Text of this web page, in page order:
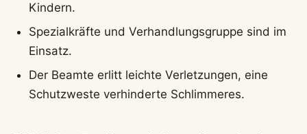
Kindern.
Spezialkräfte und Verhandlungsgruppe sind im
Einsatz.
Der Beamte erlitt leichte Verletzungen, eine
Schutzweste verhinderte Schlimmeres.